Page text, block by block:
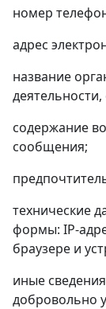
номер
адрес
название
содержание
сообщения;
технические
формы: IP-
браузере и
иные
добровольно